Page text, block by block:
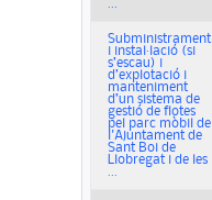
Subministrament
i instal·lació (si
s’escau) i
d’explotació i
manteniment
d’un sistema de
gestió de flotes
pel parc mòbil de
l'Ajuntament de
Sant Boi de
Llobregat i de les